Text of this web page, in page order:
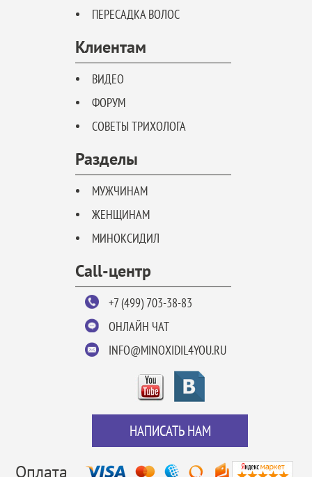
ПЕРЕСАДКА ВОЛОС
Клиентам
ВИДЕО
ФОРУМ
СОВЕТЫ ТРИХОЛОГА
Разделы
МУЖЧИНАМ
ЖЕНЩИНАМ
МИНОКСИДИЛ
Call-центр
+7 (499) 703-38-83
ОНЛАЙН ЧАТ
INFO@MINOXIDIL4YOU.RU
НАПИСАТЬ НАМ
Оплата